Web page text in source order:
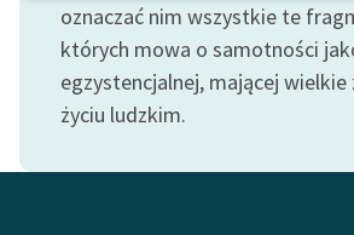
niepełnosprawnościami
E-kolekcja lektur
szkolnych i literatury do
słuchania dla uczennic i
niepełnosprawnościami
oznaczać nim wszystkie te
których mowa o samotności
egzystencjalnej, mającej wielkie
życiu ludzkim.